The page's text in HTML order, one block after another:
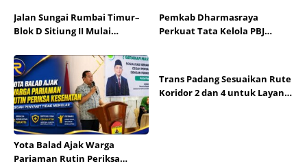
Jalan Sungai Rumbai Timur–
Blok D Sitiung II Mulai
Tahun Segera Berakhir
Pemkab Dharmasraya
Perkuat Tata Kelola PBJ
Yota Balad Ajak Warga
Pariaman Rutin Periksa
Trans Padang Sesuaikan Rute
Koridor 2 dan 4 untuk Layani